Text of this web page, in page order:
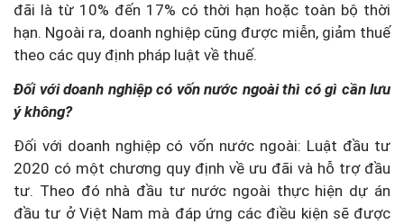
đãi là từ 10% đến 17% có thời hạn hoặc toàn bộ thời
hạn. Ngoài ra, doanh nghiệp cũng được miễn, giảm thuế
theo các quy định pháp luật về thuế.
Đối với doanh nghiệp có vốn nước ngoài thì có gì cần lưu
ý không?
Đối với doanh nghiệp có vốn nước ngoài: Luật đầu tư
2020 có một chương quy định về ưu đãi và hỗ trợ đầu
tư. Theo đó nhà đầu tư nước ngoài thực hiện dự án
đầu tư ở Việt Nam mà đáp ứng các điều kiện sẽ được